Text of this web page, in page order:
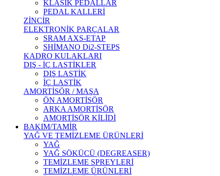
KLASİK PEDALLAR
PEDAL KALLERİ
ZİNCİR
ELEKTRONİK PARÇALAR
SRAM AXS-ETAP
SHİMANO Di2-STEPS
KADRO KULAKLARI
DIŞ - İÇ LASTİKLER
DIŞ LASTİK
İÇ LASTİK
AMORTİSÖR / MAŞA
ÖN AMORTİSÖR
ARKA AMORTİSÖR
AMORTİSÖR KİLİDİ
BAKIM/TAMİR
YAĞ VE TEMİZLEME ÜRÜNLERİ
YAĞ
YAĞ SÖKÜCÜ (DEGREASER)
TEMİZLEME SPREYLERİ
TEMİZLEME ÜRÜNLERİ